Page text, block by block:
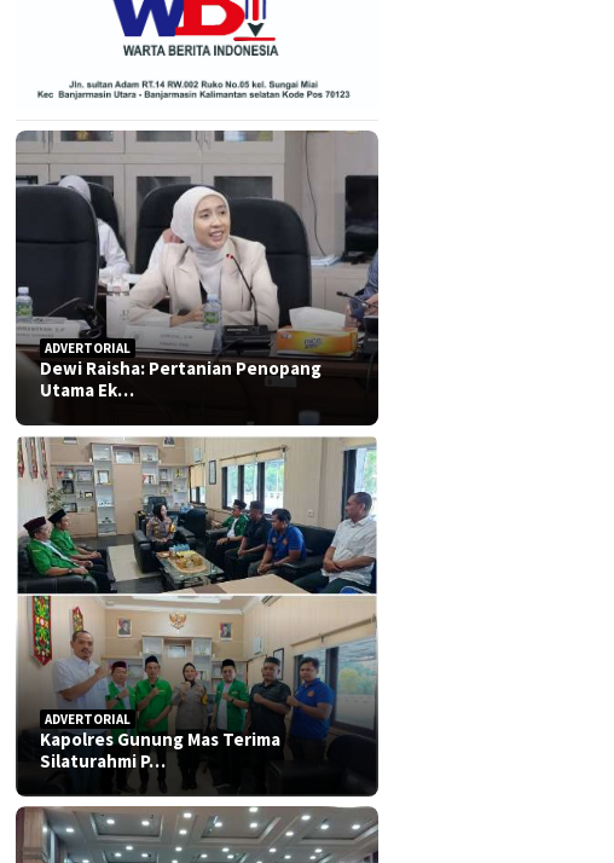
ADVERTORIAL
Dewi Raisha: Pertanian Penopang
Utama Ek…
ADVERTORIAL
Kapolres Gunung Mas Terima
Silaturahmi P…